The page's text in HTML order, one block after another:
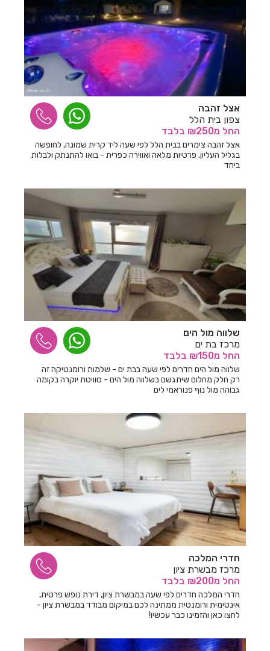
חדרים לפי שעה בקרית שמונה
חדרים לפי שעה בראש פינה
חדרים לפי שעה בראשון
חדרים לפי שעה בראשון לציון
חדרים לפי שעה ברגבה
חדרים לפי שעה ברחובות
חדרים לפי שעה ברמות
חדרים לפי שעה ברמלה
חדרים לפי שעה ברמת גן
חדרים לפי שעה ברמת השרון
חדרים לפי שעה ברמת ישי
חדרים לפי שעה ברעננה
חדרים לפי שעה בשבי ציון
חדרים לפי שעה בשדה אליעזר
חדרים לפי שעה בשדה יצחק
חדרים לפי שעה בשדה עוזיהו
חדרים לפי שעה בשדות מיכה
חדרים לפי שעה בשדי חמד
חדרים לפי שעה בשדמות דבורה
חדרים לפי שעה בשואבה
חדרים לפי שעה בשומרה
חדרים לפי שעה בשזור
חדרים לפי שעה בשלומי
חדרים לפי שעה בשמרת
חדרים לפי שעה בשעל
אצל זהבה
צפון בית הלל
החל מ₪250 בלבד
אצל זהבה צימרים בבית הלל לפי שעה ליד קרית שמונה, לחופשה
בגליל העליון. פרטיות מלאה ואווירה כפרית - בואו להתנתק ולבלות
ביחד
שלווה מול הים
מרכז בת ים
החל מ₪150 בלבד
שלווה מול הים חדרים לפי שעה בבת ים - שלמות ורומנטיקה זה
רק חלק מחלום שיתגשם בשלווה מול הים - סוויטת יוקרה בקומה
גבוהה מול נוף פנוראמי לים
חדרי המלכה
מרכז מבשרת ציון
החל מ₪200 בלבד
חדרי המלכה חדרים לפי שעה במבשרת ציון, דירת נופש פרטית,
אינטימית ורומנטית ממתינה לכם במיקום מבודד במבשרת ציון -
לחצו כאן והזמינו כבר עכשיו!